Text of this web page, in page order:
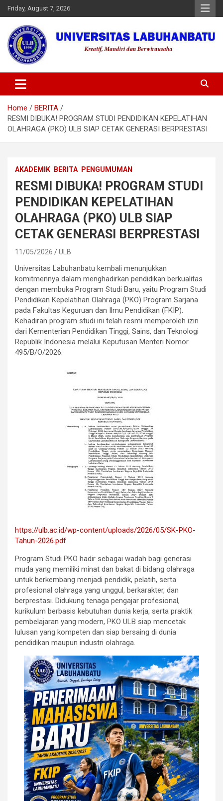
Skip
to
content
Friday, August 7, 2026
Universitas Labuhanbatu
Home
BERITA
RESMI DIBUKA! PROGRAM STUDI PENDIDIKAN KEPELATIHAN
OLAHRAGA (PKO) ULB SIAP CETAK GENERASI BERPRESTASI
AKADEMIK BERITA PENGUMUMAN
RESMI DIBUKA! PROGRAM STUDI
PENDIDIKAN KEPELATIHAN
OLAHRAGA (PKO) ULB SIAP
CETAK GENERASI BERPRESTASI
11/05/2026 ULB
Universitas Labuhanbatu kembali menunjukkan
komitmennya dalam menghadirkan pendidikan berkualitas
dengan membuka Program Studi Baru, yaitu Program Studi
Pendidikan Kepelatihan Olahraga (PKO) Program Sarjana
pada Fakultas Keguruan dan Ilmu Pendidikan (FKIP).
Kehadiran program studi ini telah resmi memperoleh izin
dari Kementerian Pendidikan Tinggi, Sains, dan Teknologi
Republik Indonesia melalui Keputusan Menteri Nomor
495/B/O/2026.
https://ulb.ac.id/wp-content/uploads/2026/05/SK-PKO-
Tahun-2026.pdf
Program Studi PKO hadir sebagai wadah bagi generasi
muda yang memiliki minat dan bakat di bidang olahraga
untuk berkembang menjadi pendidik, pelatih, serta
profesional olahraga yang unggul, berkarakter, dan
berprestasi. Didukung tenaga pengajar profesional,
kurikulum berbasis kebutuhan dunia kerja, serta praktik
pembelajaran yang modern, PKO ULB siap mencetak
lulusan yang kompeten dan siap bersaing di dunia
pendidikan maupun industri olahraga.